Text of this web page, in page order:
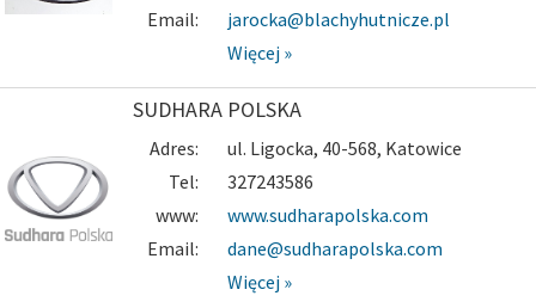
Email:
jarocka@blachyhutnicze.pl
Więcej »
SUDHARA POLSKA
Adres:
ul. Ligocka, 40-568, Katowice
Tel:
327243586
www:
www.sudharapolska.com
Email:
dane@sudharapolska.com
Więcej »